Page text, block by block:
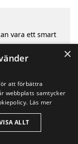
vara ett smart
det här bör du
elbolag?
×
att förbättra
webbplats samtycker
Läs mer
ALLT